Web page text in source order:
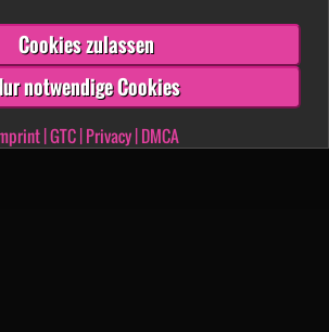
Cookies zulassen
notwendige Cookies
|GTC|Privacy|DMCA